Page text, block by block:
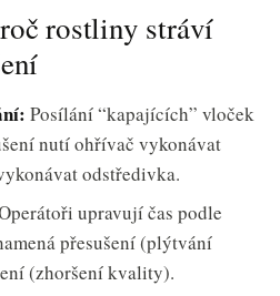
rostliny stráví
Posílání “kapajících” vloček
nutí ohřívač vykonávat
odstředivka.
upravují čas podle
přesušení (plýtvání
(zhoršení kvality).